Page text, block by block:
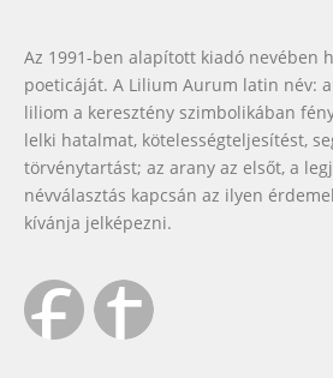
Az 1991-ben alapított kiadó nevében
poeticáját. A Lilium Aurum latin név:
liliom a keresztény szimbolikában
lelki hatalmat, kötelességteljesítést,
törvénytartást; az arany az elsőt, a
névválasztás kapcsán az ilyen
kívánja jelképezni.